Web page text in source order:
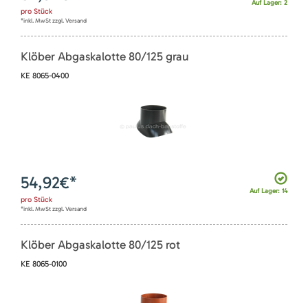
Auf Lager: 2
pro Stück
*inkl. MwSt zzgl. Versand
Klöber Abgaskalotte 80/125 grau
KE 8065-0400
Auf Lager: 14
54,92€*
pro Stück
*inkl. MwSt zzgl. Versand
Klöber Abgaskalotte 80/125 rot
KE 8065-0100